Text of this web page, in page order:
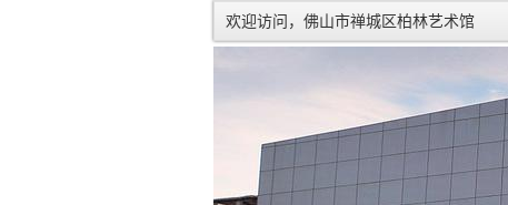
欢迎访问，佛山市禅城区柏林艺术馆